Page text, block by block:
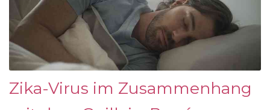
Zika-Virus im Zusammenhang